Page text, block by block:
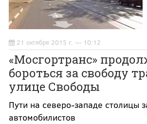
21 октября 2015 г. — 10:12
«Мосгортранс»
бороться за свободу
улице Свободы
Пути на северо-западе столицы
автомобилистов